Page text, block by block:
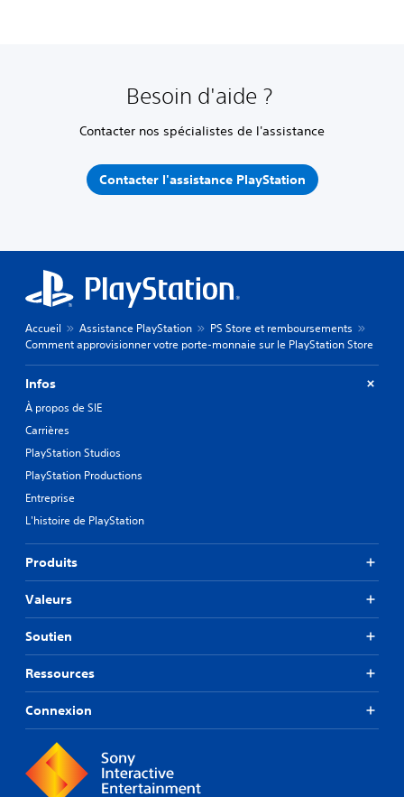
Besoin d'aide ?
Contacter nos spécialistes de l'assistance
Contacter l'assistance PlayStation
Accueil Assistance PlayStation
PS Store et remboursements
Comment approvisionner votre porte-monnaie sur le PlayStation Store
Infos
À propos de SIE
Carrières
PlayStation Studios
PlayStation Productions
Entreprise
L'histoire de PlayStation
Produits
Valeurs
Soutien
Ressources
Connexion